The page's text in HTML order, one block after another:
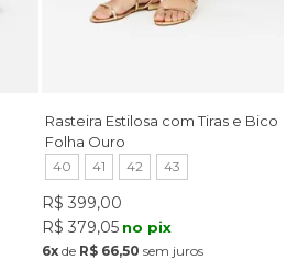
Rasteira Estilosa com Tiras e Bico
Folha Ouro
40 41 42 43
R$ 399,00
R$ 379,05 no pix
6x de R$ 66,50 sem juros